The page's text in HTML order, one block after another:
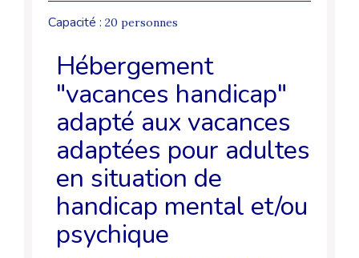
Capacité : 20 personnes
Hébergement
"vacances handicap"
adapté aux vacances
adaptées pour adultes
en situation de
handicap mental et/ou
psychique